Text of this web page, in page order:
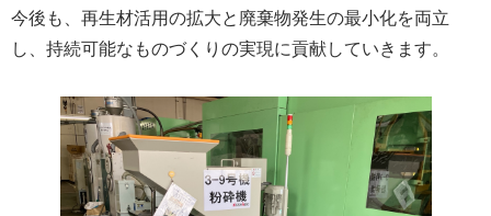
今後も、再生材活用の拡大と廃棄物発生の最小化を両立
し、持続可能なものづくりの実現に貢献していきます。